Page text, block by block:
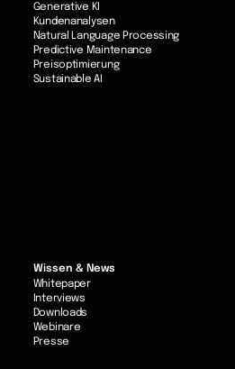
Generative KI
Kundenanalysen
Natural Language Processing
Predictive Maintenance
Preisoptimierung
Sustainable AI
Wissen & News
Whitepaper
Interviews
Downloads
Webinare
Presse